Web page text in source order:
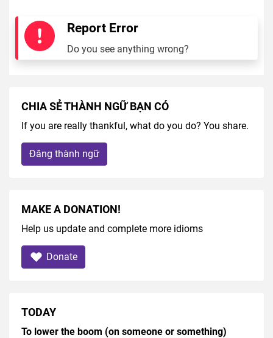
Report Error
Do you see anything wrong?
CHIA SẺ THÀNH NGỮ BẠN CÓ
If you are really thankful, what do you do? You share.
Đăng thành ngữ
MAKE A DONATION!
Help us update and complete more idioms
Donate
TODAY
To lower the boom (on someone or something)